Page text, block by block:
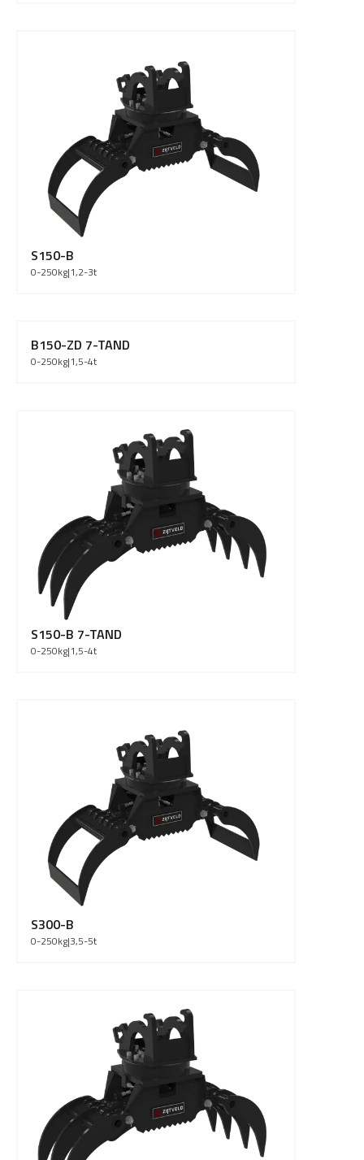
S150-B
0-250kg|1,2-3t
B150-ZD 7-TAND
0-250kg|1,5-4t
S150-B 7-TAND
0-250kg|1,5-4t
S300-B
0-250kg|3,5-5t